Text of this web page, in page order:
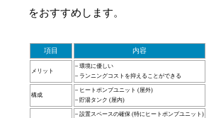
をおすすめします。
項目 内容
メリット
– 環境に優しい
– ランニングコストを抑えることができる
構成
– ヒートポンプユニット (屋外)
– 貯湯タンク (屋内)
– 設置スペースの確保 (特にヒートポンプユニット)